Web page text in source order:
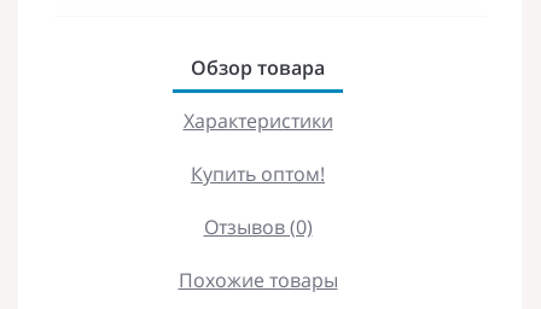
Обзор товара
Характеристики
Купить оптом!
Отзывов (0)
Похожие товары